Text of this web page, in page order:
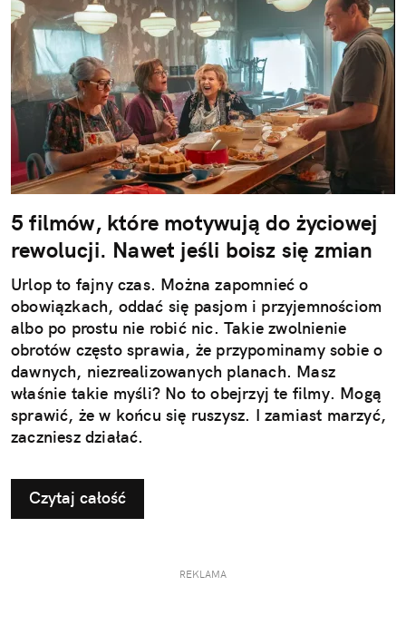
5 filmów, które motywują do życiowej
rewolucji. Nawet jeśli boisz się zmian
Urlop to fajny czas. Można zapomnieć o
obowiązkach, oddać się pasjom i przyjemnościom
albo po prostu nie robić nic. Takie zwolnienie
obrotów często sprawia, że przypominamy sobie o
dawnych, niezrealizowanych planach. Masz
właśnie takie myśli? No to obejrzyj te filmy. Mogą
sprawić, że w końcu się ruszysz. I zamiast marzyć,
zaczniesz działać.
Czytaj całość
REKLAMA